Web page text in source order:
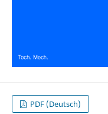
PDF (Deutsch)